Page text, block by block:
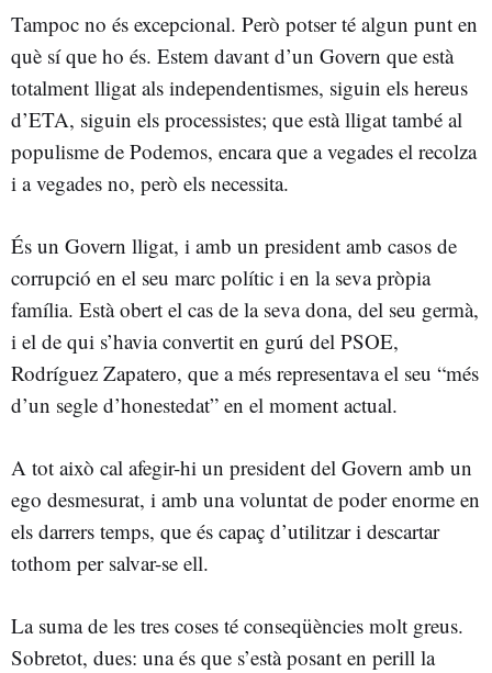
Tampoc no és excepcional. Però potser té algun punt en
què sí que ho és. Estem davant d’un Govern que està
totalment lligat als independentismes, siguin els hereus
d’ETA, siguin els processistes; que està lligat també al
populisme de Podemos, encara que a vegades el recolza
i a vegades no, però els necessita.
És un Govern lligat, i amb un president amb casos de
corrupció en el seu marc polític i en la seva pròpia
família. Està obert el cas de la seva dona, del seu germà,
i el de qui s’havia convertit en gurú del PSOE,
Rodríguez Zapatero, que a més representava el seu “més
d’un segle d’honestedat” en el moment actual.
A tot això cal afegir-hi un president del Govern amb un
ego desmesurat, i amb una voluntat de poder enorme en
els darrers temps, que és capaç d’utilitzar i descartar
tothom per salvar-se ell.
La suma de les tres coses té conseqüències molt greus.
Sobretot, dues: una és que s’està posant en perill la